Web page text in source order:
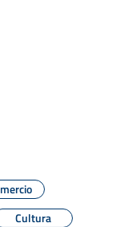
Cultura